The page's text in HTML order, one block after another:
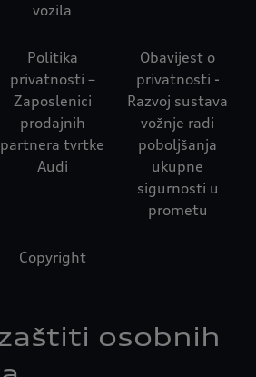
vozila
Politika
privatnosti –
Zaposlenici
prodajnih
partnera tvrtke
Audi
Obavijest o
privatnosti -
Razvoj sustava
vožnje radi
poboljšanja
ukupne
sigurnosti u
prometu
Copyright
osobnih